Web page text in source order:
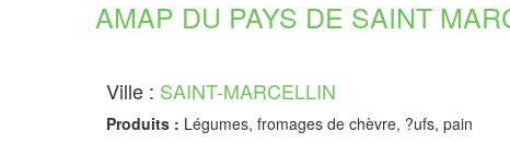
AMAP DU PAYS DE SAINT
Ville : SAINT-MARCELLIN
Produits : Légumes, fromages de chèvre, ?ufs, pain